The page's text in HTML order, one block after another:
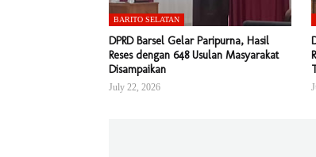
BARITO SELATAN
DPRD Barsel Gelar Paripurna, Hasil
Reses dengan 648 Usulan Masyarakat
Disampaikan
July 22, 2026